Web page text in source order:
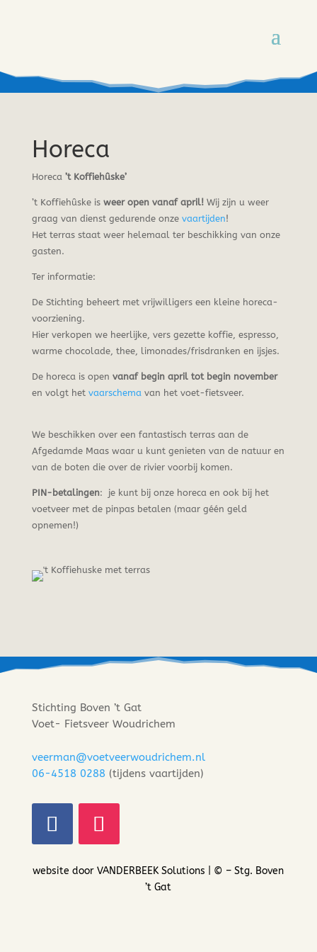
Horeca
Horeca ’t Koffiehûske’
’t Koffiehûske is weer open vanaf april! Wij zijn u weer
graag van dienst gedurende onze vaartijden!
Het terras staat weer helemaal ter beschikking van onze
gasten.
Ter informatie:
De Stichting beheert met vrijwilligers een kleine horeca-
voorziening.
Hier verkopen we heerlijke, vers gezette koffie, espresso,
warme chocolade, thee, limonades/frisdranken en ijsjes.
De horeca is open vanaf begin april tot begin november
en volgt het vaarschemavan het voet-fietsveer.
We beschikken over een fantastisch terras aan de
Afgedamde Maas waar u kunt genieten van de natuur en
van de boten die over de rivier voorbij komen.
PIN-betalingen: je kunt bij onze horeca en ook bij het
voetveer met de pinpas betalen (maar géén geld
opnemen!)
Stichting Boven ’t Gat
Voet- Fietsveer Woudrichem
veerman@voetveerwoudrichem.nl
06-4518 0288 (tijdens vaartijden)
website doorVANDERBEEK Solutions | © – Stg. Boven
’t Gat